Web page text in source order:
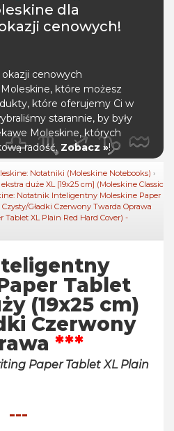
dla
cenowych!
okazji cenowych
które możesz
które oferujemy Ci w
starannie, by były
Moleskine, których
radość. Zobacz »!
Notatniki (Moleskine Notebooks) ›
duże XL [19x25 cm] (Moleskine Classic
Notatnik Inteligentny Moleskine Paper
Gładki Czerwony Twarda Oprawa
XL Plain Red Hard Cover) -
Tablet
(19x25 cm)
Czerwony
***
Paper Tablet XL Plain
---